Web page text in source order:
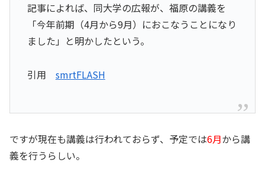
記事によれば、同大学の広報が、福原の講義を
「今年前期（4月から9月）におこなうことになり
ました」と明かしたという。
引用 smrtFLASH
ですが現在も講義は行われておらず、予定では6月から講
義を行うらしい。